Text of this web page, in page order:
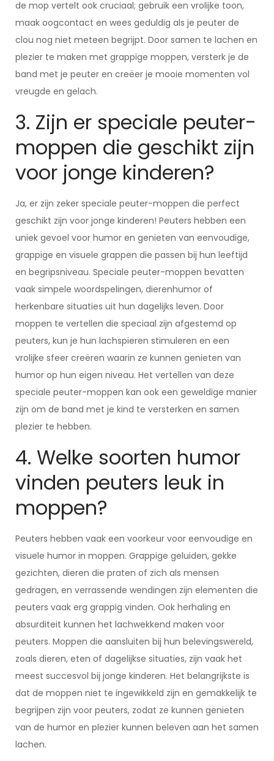
de mop vertelt ook cruciaal; gebruik een vrolijke toon,
maak oogcontact en wees geduldig als je peuter de
clou nog niet meteen begrijpt. Door samen te lachen en
plezier te maken met grappige moppen, versterk je de
band met je peuter en creëer je mooie momenten vol
vreugde en gelach.
3. Zijn er speciale peuter-
moppen die geschikt zijn
voor jonge kinderen?
Ja, er zijn zeker speciale peuter-moppen die perfect
geschikt zijn voor jonge kinderen! Peuters hebben een
uniek gevoel voor humor en genieten van eenvoudige,
grappige en visuele grappen die passen bij hun leeftijd
en begripsniveau. Speciale peuter-moppen bevatten
vaak simpele woordspelingen, dierenhumor of
herkenbare situaties uit hun dagelijks leven. Door
moppen te vertellen die speciaal zijn afgestemd op
peuters, kun je hun lachspieren stimuleren en een
vrolijke sfeer creëren waarin ze kunnen genieten van
humor op hun eigen niveau. Het vertellen van deze
speciale peuter-moppen kan ook een geweldige manier
zijn om de band met je kind te versterken en samen
plezier te hebben.
4. Welke soorten humor
vinden peuters leuk in
moppen?
Peuters hebben vaak een voorkeur voor eenvoudige en
visuele humor in moppen. Grappige geluiden, gekke
gezichten, dieren die praten of zich als mensen
gedragen, en verrassende wendingen zijn elementen die
peuters vaak erg grappig vinden. Ook herhaling en
absurditeit kunnen het lachwekkend maken voor
peuters. Moppen die aansluiten bij hun belevingswereld,
zoals dieren, eten of dagelijkse situaties, zijn vaak het
meest succesvol bij jonge kinderen. Het belangrijkste is
dat de moppen niet te ingewikkeld zijn en gemakkelijk te
begrijpen zijn voor peuters, zodat ze kunnen genieten
van de humor en plezier kunnen beleven aan het samen
lachen.